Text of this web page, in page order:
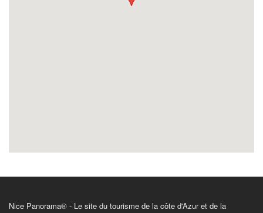
Nice Panorama® - Le site du tourisme de la côte d'Azur et de la